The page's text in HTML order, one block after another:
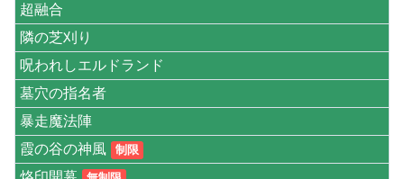
超融合
隣の芝刈り
呪われしエルドランド
墓穴の指名者
暴走魔法陣
霞の谷の神風
制限